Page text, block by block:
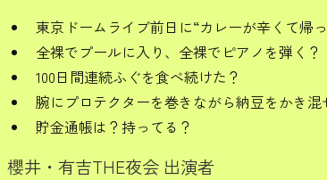
東京ドームライブ前日に“カレーが辛くて帰
全裸でプールに入り、全裸でピアノを弾く？
100日間連続ふぐを食べ続けた？
腕にプロテクターを巻きながら納豆をかき混
貯金通帳は？持ってる？
櫻井・有吉THE夜会 出演者